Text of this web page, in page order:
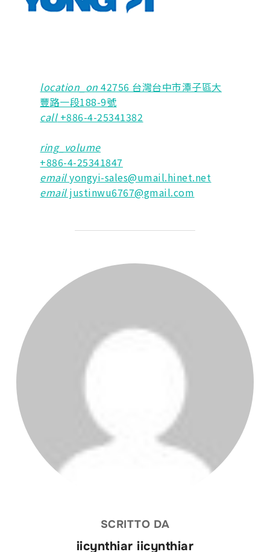
location_on 42756 台灣台中市潭子區大
豐路一段188-9號
call+886-4-25341382
ring_volume
+886-4-25341847
emailyongyi-sales@umail.hinet.net
emailjustinwu6767@gmail.com
AUTORE DELL'ARTICOLO
SCRITTO DA
iicynthiar iicynthiar